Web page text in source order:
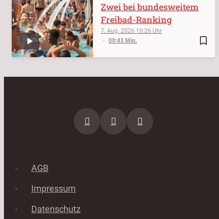
bookmark_border
7. Aug. 2026 10:26
00:43 Min.
Zwei bei bundesweitem
Freibad-Ranking
AGB
Impressum
Datenschutz